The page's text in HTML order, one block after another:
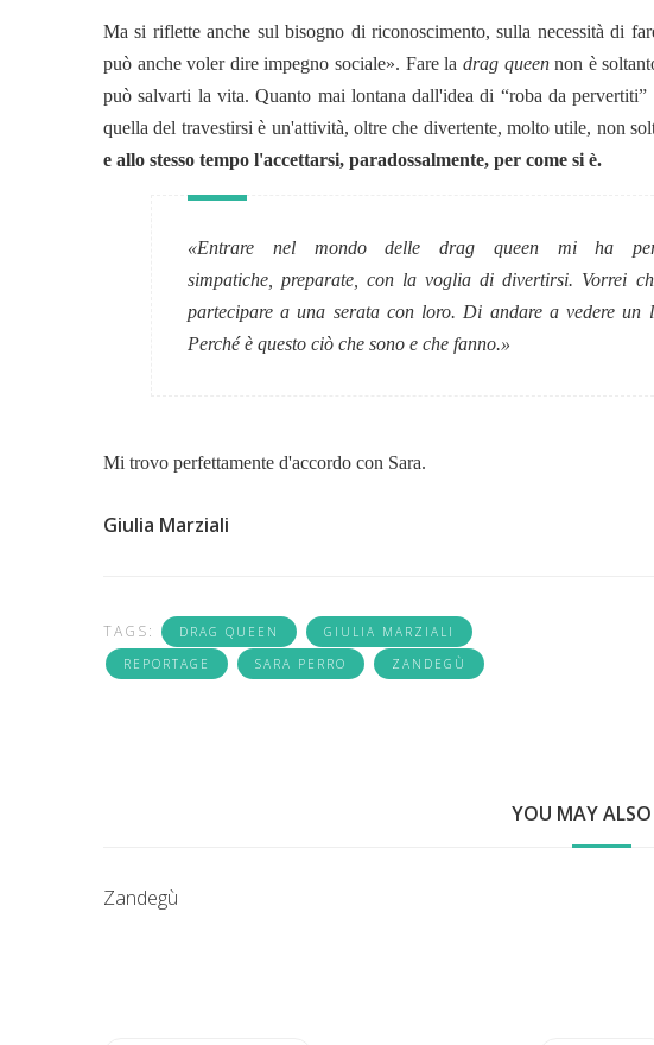
Ma si riflette anche sul bisogno di riconoscimento, sulla necessità di
può anche voler dire impegno sociale». Fare la drag queennon è
può salvarti la vita.Quanto mai lontana dall'idea di “roba da
quella del travestirsi è un'attività, oltre che divertente, molto utile, non
e allo stesso tempo l'accettarsi, paradossalmente, per come si è.
«Entrare nel mondo delledrag queenmi ha
simpatiche,preparate, con la voglia di divertirsi. Vorrei
partecipare a una serata con loro. Di andare a vedere un
Perché è questo ciò che sono e che fanno.»
Mi trovo perfettamente d'accordo con Sara.
Giulia Marziali
TAGS: DRAG QUEEN
GIULIA MARZIALI
REPORTAGE
SARA PERRO ZANDEGÙ
YOU MAY ALSO
Zandegù